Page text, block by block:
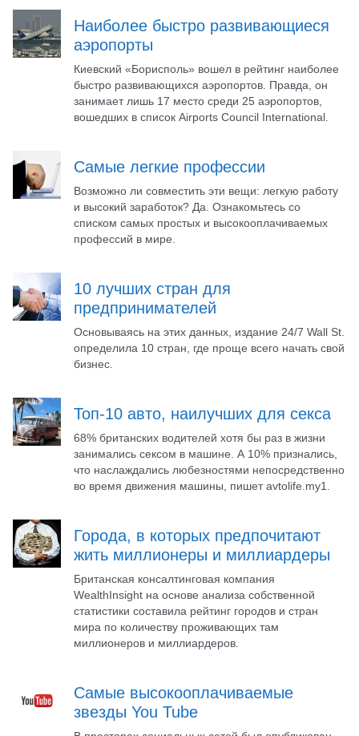
Наиболее быстро развивающиеся
аэропорты
Киевский «Борисполь» вошел в рейтинг наиболее
быстро развивающихся аэропортов. Правда, он
занимает лишь 17 место среди 25 аэропортов,
вошедших в список Airports Council International.
Самые легкие профессии
Возможно ли совместить эти вещи: легкую работу
и высокий заработок? Да. Ознакомьтесь со
списком самых простых и высокооплачиваемых
профессий в мире.
10 лучших стран для
предпринимателей
Основываясь на этих данных, издание 24/7 Wall St.
определила 10 стран, где проще всего начать свой
бизнес.
Топ-10 авто, наилучших для секса
68% британских водителей хотя бы раз в жизни
занимались сексом в машине. А 10% признались,
что наслаждались любезностями непосредственно
во время движения машины, пишет avtolife.my1.
Города, в которых предпочитают
жить миллионеры и миллиардеры
Британская консалтинговая компания
WealthInsight на основе анализа собственной
статистики составила рейтинг городов и стран
мира по количеству проживающих там
миллионеров и миллиардеров.
Самые высокооплачиваемые
звезды You Tube